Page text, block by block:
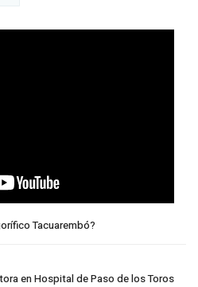
Tacuarembó?
en Hospital de Paso de los Toros